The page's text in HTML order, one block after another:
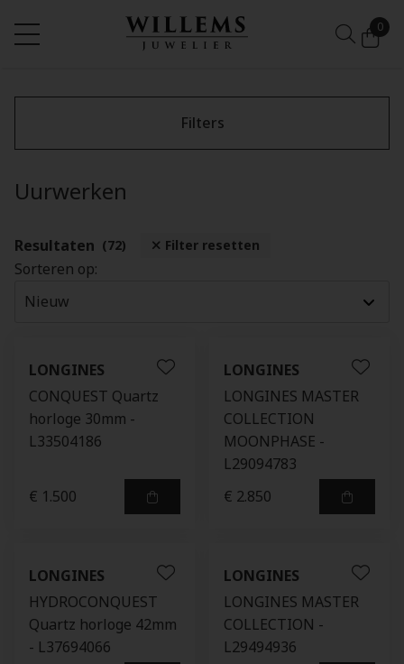
0
Filters
Uurwerken
Resultaten (72) Filter resetten
Sorteren op:
LONGINES
CONQUEST Quartz
horloge 30mm -
L33504186
€ 1.500
LONGINES
LONGINES MASTER
COLLECTION
MOONPHASE -
L29094783
€ 2.850
LONGINES
HYDROCONQUEST
Quartz horloge 42mm
- L37694066
LONGINES
LONGINES MASTER
COLLECTION -
L29494936